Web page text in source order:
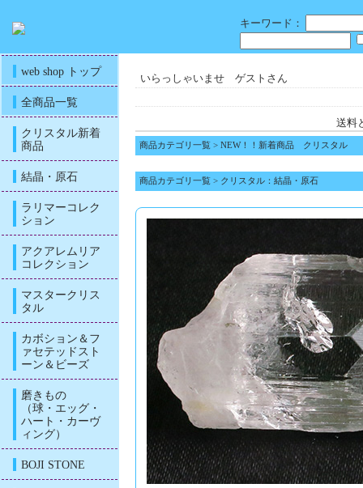
キーワード：
web shop トップ
全商品一覧
クリスタル新着
商品
結晶・原石
ラリマーコレク
ション
アクアレムリア
コレクション
マスタークリス
タル
カボション＆フ
ァセテッドスト
ーン＆ビーズ
磨きもの
（球・エッグ・
ハート・カーヴ
ィング）
BOJI STONE
いらっしゃいませ ゲストさん
送料
商品カテゴリ一覧 > NEW！！新着商品 クリスタル
商品カテゴリ一覧 > クリスタル：結晶・原石